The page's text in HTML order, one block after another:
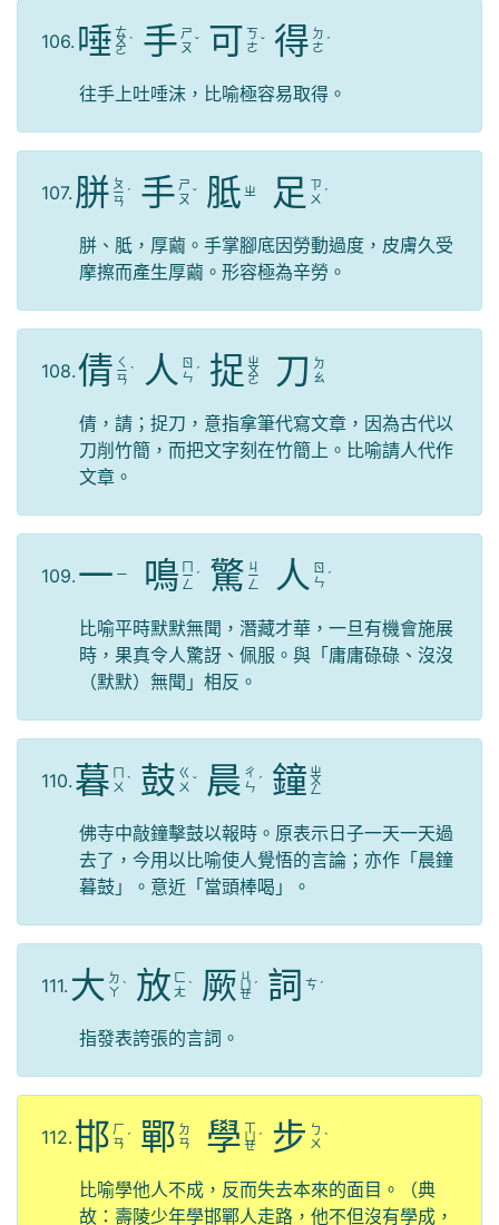
106. 唾 ㄊ
ㄨ
ㄛ
ˋ 手 ㄕ
ㄡ ˇ 可 ㄎ
ㄜ ˇ 得 ㄉ
ㄜ ˊ
往手上吐唾沫，比喻極容易取得。
107. 胼 ㄆ
ㄧ
ㄢ
ˊ 手 ㄕ
ㄡ ˇ 胝 ㄓ 足 ㄗ
ㄨ ˊ
胼、胝，厚繭。手掌腳底因勞動過度，皮膚久受
摩擦而產生厚繭。形容極為辛勞。
108.倩 ㄑ
ㄧ
ㄢ
ˋ 人 ㄖ
ㄣ ˊ 捉 ㄓ
ㄨ
ㄛ 刀 ㄉ
ㄠ
倩，請；捉刀，意指拿筆代寫文章，因為古代以
刀削竹簡，而把文字刻在竹簡上。比喻請人代作
文章。
109. 一 ㄧ 鳴 ㄇ
ㄧ
ㄥ
ˊ 驚 ㄐ
ㄧ
ㄥ 人 ㄖ
ㄣ ˊ
比喻平時默默無聞，潛藏才華，一旦有機會施展
時，果真令人驚訝、佩服。與「庸庸碌碌、沒沒
（默默）無聞」相反。
110. 暮 ㄇ
ㄨ ˋ 鼓 ㄍ
ㄨ ˇ 晨 ㄔ
ㄣ ˊ 鐘 ㄓ
ㄨ
ㄥ
佛寺中敲鐘擊鼓以報時。原表示日子一天一天過
去了，今用以比喻使人覺悟的言論；亦作「晨鐘
暮鼓」。意近「當頭棒喝」。
111. 大 ㄉ
ㄚ ˋ 放 ㄈ
ㄤ ˋ 厥 ㄐ
ㄩ
ㄝ
ˊ 詞 ㄘ ˊ
指發表誇張的言詞。
112. 邯 ㄏ
ㄢ ˊ 鄲 ㄉ
ㄢ
學 ㄒ
ㄩ
ㄝ
ˊ 步 ㄅ
ㄨ ˋ
比喻學他人不成，反而失去本來的面目。（典
故：壽陵少年學邯鄲人走路，他不但沒有學成，